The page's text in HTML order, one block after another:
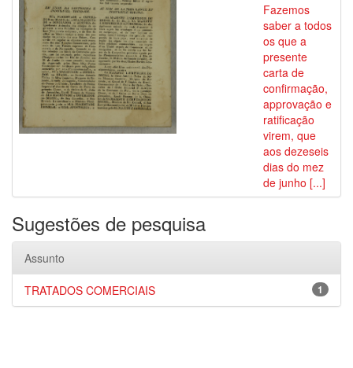
Fazemos
saber a todos
os que a
presente
carta de
confirmação,
approvação e
ratificação
virem, que
aos dezeseis
dias do mez
de junho [...]
Sugestões de pesquisa
Assunto
1
TRATADOS COMERCIAIS